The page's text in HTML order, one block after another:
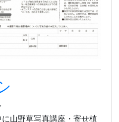
山野草写真講座・寄せ植